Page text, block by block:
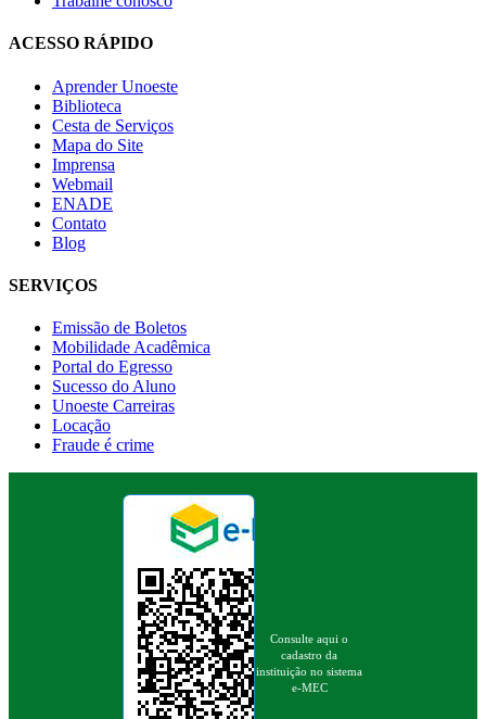
ACESSO RÁPIDO
Aprender Unoeste
Biblioteca
Cesta de Serviços
Mapa do Site
Imprensa
Webmail
ENADE
Contato
Blog
SERVIÇOS
Emissão de Boletos
Mobilidade Acadêmica
Portal do Egresso
Sucesso do Aluno
Unoeste Carreiras
Locação
Fraude é crime
Consulte aqui o
cadastro da
instituição no sistema
e-MEC